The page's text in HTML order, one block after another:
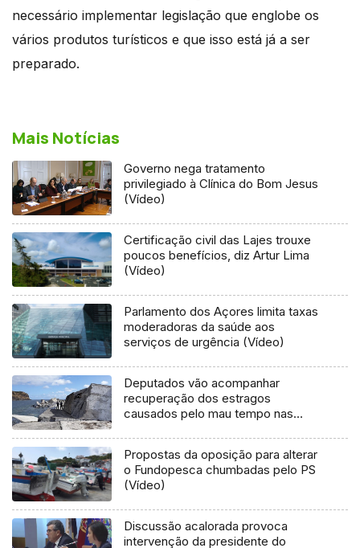
necessário implementar legislação que englobe os
vários produtos turísticos e que isso está já a ser
preparado.
Mais Notícias
Governo nega tratamento
privilegiado à Clínica do Bom Jesus
(Vídeo)
Certificação civil das Lajes trouxe
poucos benefícios, diz Artur Lima
(Vídeo)
Parlamento dos Açores limita taxas
moderadoras da saúde aos
serviços de urgência (Vídeo)
Deputados vão acompanhar
recuperação dos estragos
causados pelo mau tempo nas
Propostas da oposição para alterar
o Fundopesca chumbadas pelo PS
(Vídeo)
Discussão acalorada provoca
intervenção da presidente do